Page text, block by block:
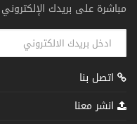
مباشرة على بريدك الإلكتروني
اتصل بنا
انشر معنا